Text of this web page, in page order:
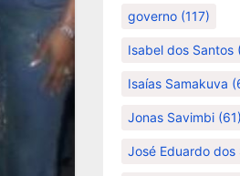
governo (117)
Isabel dos Santos
Isaías Samakuva
Jonas Savimbi (61)
José Eduardo dos